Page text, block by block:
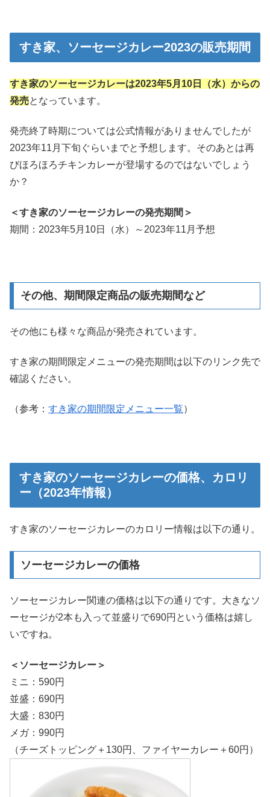
すき家、ソーセージカレー2023の販売期間
すき家のソーセージカレーは2023年5月10日（水）からの
発売となっています。
発売終了時期については公式情報がありませんでしたが
2023年11月下旬ぐらいまでと予想します。そのあとは再
びほろほろチキンカレーが登場するのではないでしょう
か？
＜すき家のソーセージカレーの発売期間＞
期間：2023年5月10日（水）～2023年11月予想
その他、期間限定商品の販売期間など
その他にも様々な商品が発売されています。
すき家の期間限定メニューの発売期間は以下のリンク先で
確認ください。
（参考： すき家の期間限定メニュー一覧）
すき家のソーセージカレーの価格、カロリ
ー（2023年情報）
すき家のソーセージカレーのカロリー情報は以下の通り。
ソーセージカレーの価格
ソーセージカレー関連の価格は以下の通りです。大きなソ
ーセージが2本も入って並盛りで690円という価格は嬉し
いですね。
＜ソーセージカレー＞
ミニ：590円
並盛：690円
大盛：830円
メガ：990円
（チーズトッピング＋130円、ファイヤーカレー＋60円）